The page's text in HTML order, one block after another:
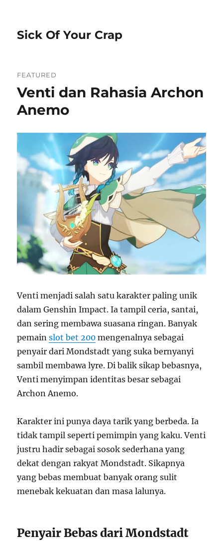
Sick Of Your Crap
FEATURED
Venti dan Rahasia Archon
Anemo
Venti menjadi salah satu karakter paling unik
dalam Genshin Impact. Ia tampil ceria, santai,
dan sering membawa suasana ringan. Banyak
pemainslot bet 200 mengenalnya sebagai
penyair dari Mondstadt yang suka bernyanyi
sambil membawa lyre. Di balik sikap bebasnya,
Venti menyimpan identitas besar sebagai
Archon Anemo.
Karakter ini punya daya tarik yang berbeda. Ia
tidak tampil seperti pemimpin yang kaku. Venti
justru hadir sebagai sosok sederhana yang
dekat dengan rakyat Mondstadt. Sikapnya
yang bebas membuat banyak orang sulit
menebak kekuatan dan masa lalunya.
Penyair Bebas dari Mondstadt